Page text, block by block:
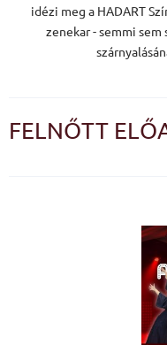
idézi meg a HADART
zenekar - semmi
FELNŐTT